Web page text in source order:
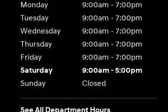
Monday
9:00am - 7:00pm
Tuesday
9:00am - 7:00pm
Wednesday
9:00am - 7:00pm
Thursday
9:00am - 7:00pm
Friday
9:00am - 7:00pm
Saturday
9:00am - 5:00pm
Sunday
Closed